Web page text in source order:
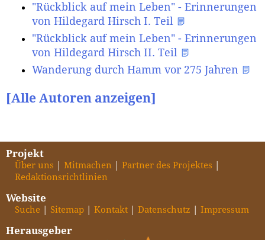
"Rückblick auf mein Leben" - Erinnerungen
von Hildegard Hirsch I. Teil
"Rückblick auf mein Leben" - Erinnerungen
von Hildegard Hirsch II. Teil
Wanderung durch Hamm vor 275 Jahren
[Alle Autoren anzeigen]
Projekt
Über uns Mitmachen
Partner des Projektes
Redaktionsrichtlinien
Website
Suche Sitemap Kontakt Datenschutz Impressum
Herausgeber